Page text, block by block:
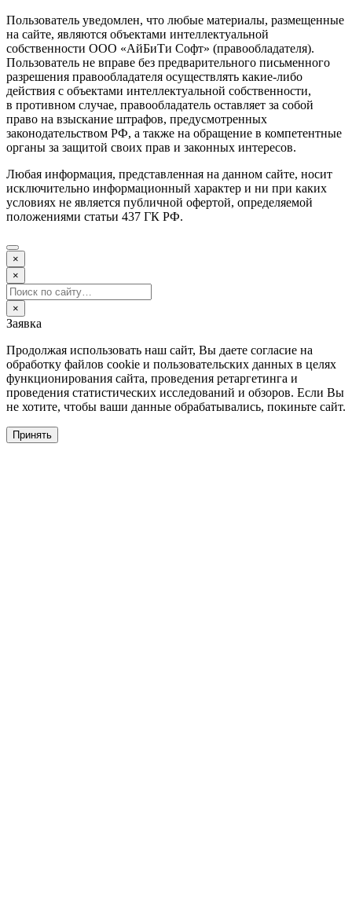
Пользователь уведомлен, что любые материалы, размещенные
на сайте, являются объектами интеллектуальной
собственности ООО «АйБиТи Софт» (правообладателя).
Пользователь не вправе без предварительного письменного
разрешения правообладателя осуществлять какие-либо
действия с объектами интеллектуальной собственности,
в противном случае, правообладатель оставляет за собой
право на взыскание штрафов, предусмотренных
законодательством РФ, а также на обращение в компетентные
органы за защитой своих прав и законных интересов.
Любая информация, представленная на данном сайте, носит
исключительно информационный характер и ни при каких
условиях не является публичной офертой, определяемой
положениями статьи 437 ГК РФ.
×
×
×
Заявка
Продолжая использовать наш сайт, Вы даете согласие на
обработку файлов cookie и пользовательских данных в целях
функционирования сайта, проведения ретаргетинга и
проведения статистических исследований и обзоров. Если Вы
не хотите, чтобы ваши данные обрабатывались, покиньте сайт.
Принять